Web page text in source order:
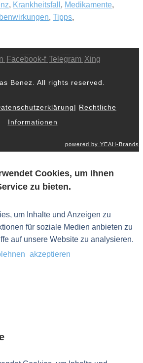
, Krankheitsfall , Medikamente,
, Tipps,
Facebook-f Telegram Xing
Benez. All rights reserved.
| Rechtliche
Informationen
powered by YEAH-Brands
Cookies, um Ihnen
zu bieten.
um Inhalte und Anzeigen zu
für soziale Medien anbieten zu
auf unsere Website zu analysieren.
akzeptieren